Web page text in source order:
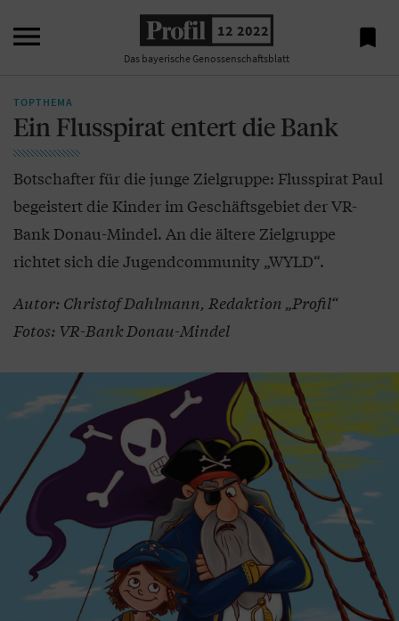
 12 2022
Das bayerische Genossenschaftsblatt

TOPTHEMA
Ein Flusspirat entert die Bank
Botschafter für die junge Zielgruppe: Flusspirat Paul
begeistert die Kinder im Geschäftsgebiet der VR-
Bank Donau-Mindel. An die ältere Zielgruppe
richtet sich die Jugendcommunity „WYLD“.
Autor: Christof Dahlmann, Redaktion „Profil“
Fotos: VR-Bank Donau-Mindel